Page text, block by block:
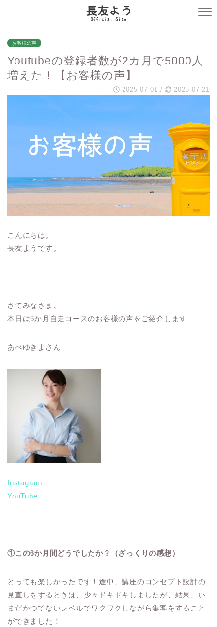
お客様の声
Youtubeの登録者数が2カ月で5000人
増えた！【お客様の声】
2025-07-01 / 2025-07-21
こんにちは。
長友ようです。
さてみなさま、
本日は6か月自走コースのお客様の声をご紹介します
あべゆきよさん
Instagram
YouTube
①この6か月間どうでしたか？（ざっくりの感想）
とっても楽しかったです！途中、講座のコンセプト設計の
見直しをするときは、少々ドキドキしましたが、結果、い
まだかつてないレベルでワクワクしながら集客をすること
ができました！